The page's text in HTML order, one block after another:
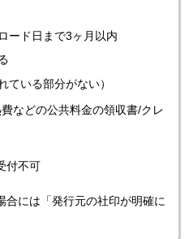
ード日まで3ヶ月以内
ている部分がない）
などの公共料金の領収書/クレ
付不可
には「発行元の社印が明確に